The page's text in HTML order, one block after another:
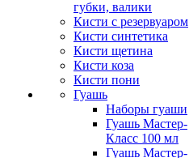
губки, валики
Кисти с резервуаром
Кисти синтетика
Кисти щетина
Кисти коза
Кисти пони
Гуашь
Наборы гуаши
Гуашь Мастер-
Класс 100 мл
Гуашь Мастер-